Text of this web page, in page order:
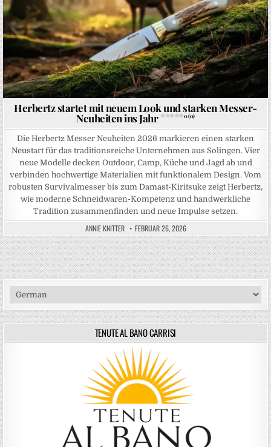
Herbertz startet mit neuem Look und starken Messer-
Neuheiten ins Jahr 0 (0)
Die Herbertz Messer Neuheiten 2026 markieren einen starken
Neustart für das traditionsreiche Unternehmen aus Solingen. Vier
neue Modelle decken Outdoor, Camp, Küche und Jagd ab und
verbinden hochwertige Materialien mit funktionalem Design. Vom
robusten Survivalmesser bis zum Damast-Kiritsuke zeigt Herbertz,
wie moderne Schneidwaren-Kompetenz und handwerkliche
Tradition zusammenfinden und neue Impulse setzen.
ANNIE KNITTER FEBRUAR 26, 2026
TENUTE AL BANO CARRISI